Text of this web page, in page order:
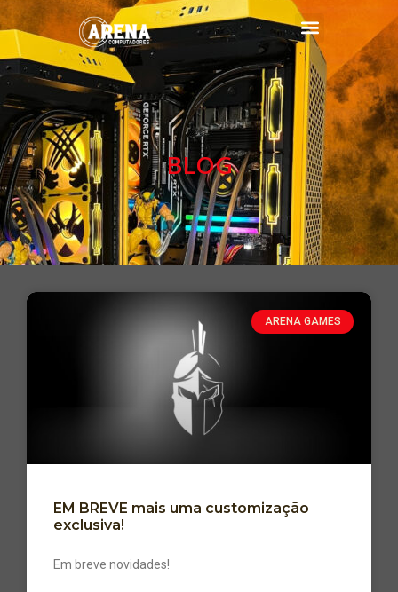
BLOG
ARENA GAMES
EM BREVE mais uma customização
exclusiva!
Em breve novidades!